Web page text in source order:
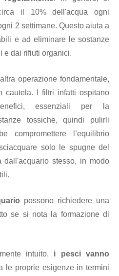
il 10% dell'acqua ogni
2 settimane. Questo aiuta a
e ad eliminare le sostanze
e dai rifiuti organici.
operazione fondamentale,
cautela. I filtri infatti ospitano
essenziali per la
tossiche, quindi pulirli
compromettere l’equilibrio
solo le spugne del
dall'acquario stesso, in modo
possono richiedere una
se si nota la formazione di
intuito, i pesci vanno
le proprie esigenze in termini